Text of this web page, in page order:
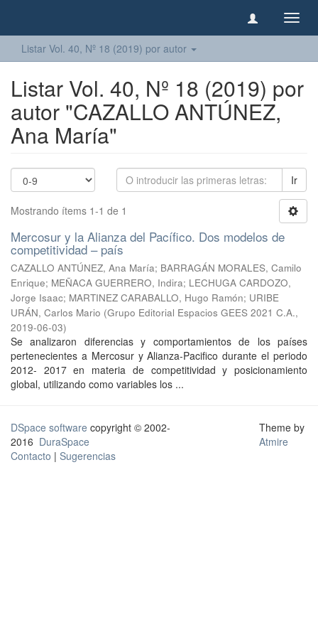
Listar Vol. 40, Nº 18 (2019) por autor
Listar Vol. 40, Nº 18 (2019) por
autor "CAZALLO ANTÚNEZ,
Ana María"
Ir
Mostrando ítems 1-1 de 1
Mercosur y la Alianza del Pacífico. Dos modelos de
competitividad – país
CAZALLO ANTÚNEZ, Ana María; BARRAGÁN MORALES, Camilo
Enrique; MEÑACA GUERRERO, Indira; LECHUGA CARDOZO,
Jorge Isaac; MARTINEZ CARABALLO, Hugo Ramón; URIBE
URÁN, Carlos Mario (Grupo Editorial Espacios GEES 2021 C.A.,
2019-06-03)
Se analizaron diferencias y comportamientos de los países
pertenecientes a Mercosur y Alianza-Pacifico durante el periodo
2012- 2017 en materia de competitividad y posicionamiento
global, utilizando como variables los ...
DSpace software copyright © 2002-
2016 DuraSpace
Contacto | Sugerencias
Theme by
Atmire